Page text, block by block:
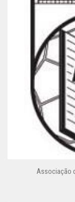
Associação